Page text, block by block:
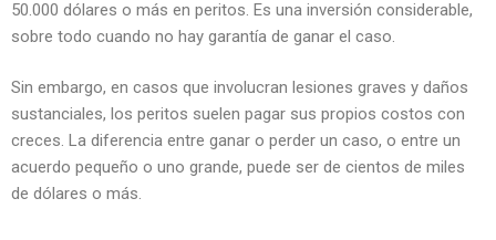
50.000 dólares o más en peritos. Es una inversión considerable,
sobre todo cuando no hay garantía de ganar el caso.
Sin embargo, en casos que involucran lesiones graves y daños
sustanciales, los peritos suelen pagar sus propios costos con
creces. La diferencia entre ganar o perder un caso, o entre un
acuerdo pequeño o uno grande, puede ser de cientos de miles
de dólares o más.